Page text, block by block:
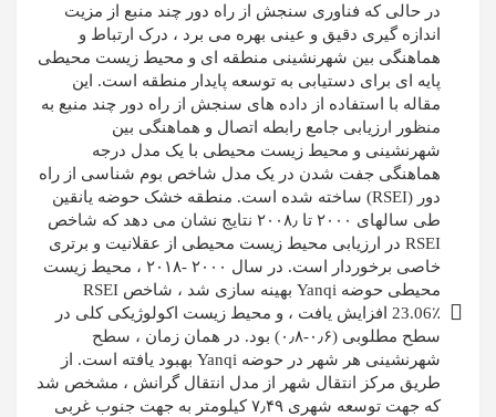
نوشته
در حالی که فناوری سنجش از راه دور چند منبع از مزیت
اندازه گیری دقیق و عینی بهره می برد ، درک ارتباط و
هماهنگی بین شهرنشینی منطقه ای و محیط زیست محیطی
پایه ای برای دستیابی به توسعه پایدار منطقه است. این
مقاله با استفاده از داده های سنجش از راه دور چند منبع به
منظور ارزیابی جامع رابطه اتصال و هماهنگی بین
شهرنشینی و محیط زیست محیطی با یک مدل درجه
هماهنگی جفت شدن در یک مدل شاخص بوم شناسی از راه
دور (RSEI) ساخته شده است. منطقه خشک حوضه یانقین
طی سالهای ۲۰۰۰ تا ۲۰۰۸٫ نتایج نشان می دهد که شاخص
RSEI در ارزیابی محیط زیست محیطی از عقلانیت و برتری
خاصی برخوردار است. در سال ۲۰۰۰ -۲۰۱۸ ، محیط زیست
محیطی حوضه Yanqi بهینه سازی شد ، شاخص RSEI
23.06٪ افزایش یافت ، و محیط زیست اکولوژیکی کلی در
سطح مطلوبی (۰٫۶-۰٫۸) بود. در همان زمان ، سطح
شهرنشینی هر شهر در حوضه Yanqi بهبود یافته است. از
طریق مرکز انتقال شهر از مدل انتقال گرانش ، مشخص شد
که جهت توسعه شهری ۷٫۴۹ کیلومتر به جهت جنوب غربی